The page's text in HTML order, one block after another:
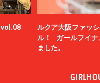
vol.08
ルクア大阪ファッ
ル！ ガールフイナ
ました。